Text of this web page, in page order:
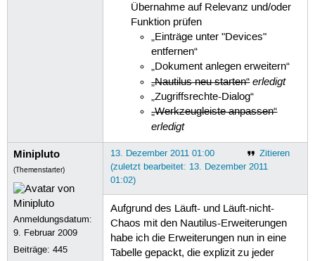
Übernahme auf Relevanz und/oder
Funktion prüfen
„Einträge unter "Devices"
entfernen“
„Dokument anlegen erweitern“
„Nautilus neu starten“ erledigt
„Zugriffsrechte-Dialog“
„Werkzeugleiste anpassen“
erledigt
Minipluto
(Themenstarter)
Anmeldungsdatum:
9. Februar 2009
Beiträge:445
Zitieren
13. Dezember 2011 01:00
(zuletzt bearbeitet: 13. Dezember 2011
01:02)
Aufgrund des Läuft- und Läuft-nicht-
Chaos mit den Nautilus-Erweiterungen
habe ich die Erweiterungen nun in eine
Tabelle gepackt, die explizit zu jeder